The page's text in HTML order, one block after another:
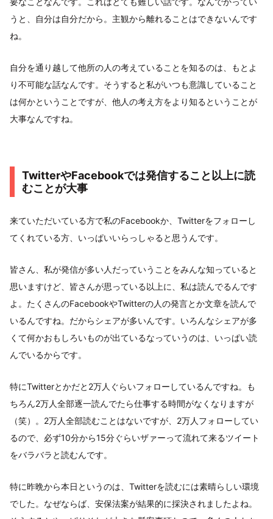
うと、自分は自分だから。主観から離れることはできないんです
ね。
自分を通り越して他所の人の考えていることを知るのは、もとよ
り不可能な話なんです。そうすると私がいつも意識していること
は何かということですが、他人の考え方をより知るということが
大事なんですね。
TwitterやFacebookでは発信すること以上に読
むことが大事
来ていただいている方で私のFacebookか、Twitterをフォローし
てくれている方、いっぱいいらっしゃると思うんです。
皆さん、私が発信が多い人だっていうことをみんな知っていると
思いますけど、皆さんが思っている以上に、私は読んでるんです
よ。たくさんのFacebookやTwitterの人の発言とか文章を読んで
いるんですね。だからシェアが多いんです。いろんなシェアが多
くて何かおもしろいものが出ているなっていうのは、いっぱい読
んでいるからです。
特にTwitterとかだと2万人ぐらいフォローしているんですね。も
ちろん2万人全部逐一読んでたら仕事する時間がなくなりますが
（笑）。2万人全部読むことはないですが、2万人フォローしてい
るので、必ず10分から15分ぐらいザァーって流れて来るツイート
をバラバラと読むんです。
特に昨晩から本日というのは、Twitterを読むには素晴らしい環境
でした。なぜならば、安保法案が結果的に採決されましたよね。